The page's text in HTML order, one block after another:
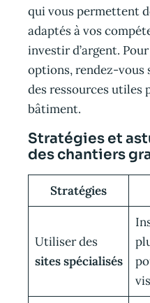
qui vous permettent
adaptés à vos
investir d’argent.
options, rendez-vous
des ressources utiles
bâtiment.
Stratégies et
des chantiers
Stratégies
Utiliser des
sites spécialisés